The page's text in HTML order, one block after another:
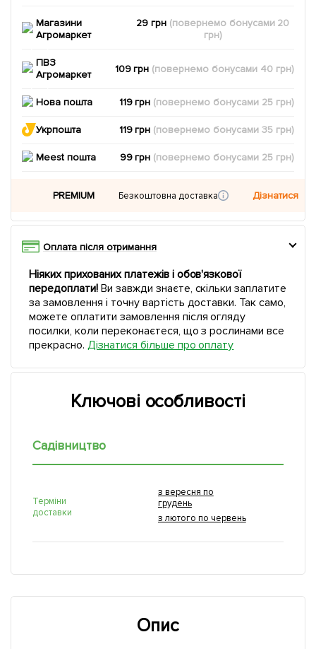
Магазини
Агромаркет
29 грн (повернемобонусами 20
грн)
ПВЗ
Агромаркет
109 грн (повернемо бонусами 40 грн)
Нова пошта 119 грн (повернемо бонусами 25 грн)
Укрпошта 119 грн (повернемо бонусами35 грн)
Meest пошта 99 грн (повернемо бонусами 25 грн)
PREMIUM Безкоштовна доставка Дізнатися
Оплата після отримання
Ніяких прихованих платежів і обов'язкової
передоплати!Ви завжди знаєте, скільки заплатите
за замовлення і точну вартість доставки. Так само,
можете оплатити замовлення після огляду
посилки, коли переконаєтеся, що з рослинами все
прекрасно. Дізнатися більше про оплату
Ключові особливості
Садівництво
Терміни
доставки
з вересня по
грудень
з лютого по червень
Опис